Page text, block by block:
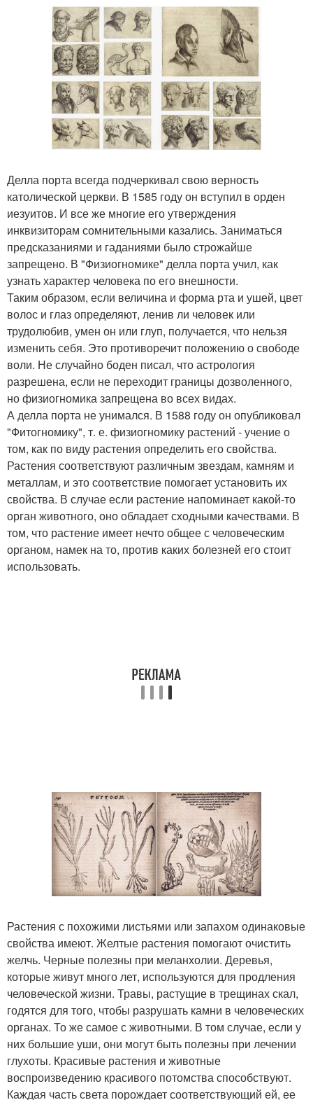
Делла порта всегда подчеркивал свою верность
католической церкви. В 1585 году он вступил в орден
иезуитов. И все же многие его утверждения
инквизиторам сомнительными казались. Заниматься
предсказаниями и гаданиями было строжайше
запрещено. В "Физиогномике" делла порта учил, как
узнать характер человека по его внешности.
Таким образом, если величина и форма рта и ушей, цвет
волос и глаз определяют, ленив ли человек или
трудолюбив, умен он или глуп, получается, что нельзя
изменить себя. Это противоречит положению о свободе
воли. Не случайно боден писал, что астрология
разрешена, если не переходит границы дозволенного,
но физиогномика запрещена во всех видах.
А делла порта не унимался. В 1588 году он опубликовал
"Фитогномику", т. е. физиогномику растений - учение о
том, как по виду растения определить его свойства.
Растения соответствуют различным звездам, камням и
металлам, и это соответствие помогает установить их
свойства. В случае если растение напоминает какой-то
орган животного, оно обладает сходными качествами. В
том, что растение имеет нечто общее с человеческим
органом, намек на то, против каких болезней его стоит
использовать.
Растения с похожими листьями или запахом одинаковые
свойства имеют. Желтые растения помогают очистить
желчь. Черные полезны при меланхолии. Деревья,
которые живут много лет, используются для продления
человеческой жизни. Травы, растущие в трещинах скал,
годятся для того, чтобы разрушать камни в человеческих
органах. То же самое с животными. В том случае, если у
них большие уши, они могут быть полезны при лечении
глухоты. Красивые растения и животные
воспроизведению красивого потомства способствуют.
Каждая часть света порождает соответствующий ей, ее